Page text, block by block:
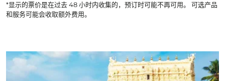
*显示的票价是在过去 48 小时内收集的，预订时可能不再可用。 可选产品
和服务可能会收取额外费用。